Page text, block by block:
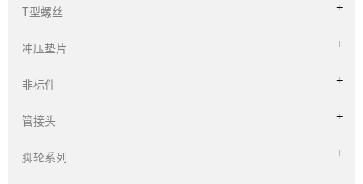
T型螺丝
冲压垫片
非标件
管接头
脚轮系列